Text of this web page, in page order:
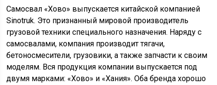
Самосвал «Хово» выпускается китайской компанией
Sinotruk. Это признанный мировой производитель
грузовой техники специального назначения. Наряду с
самосвалами, компания производит тягачи,
бетоносмесители, грузовики, а также запчасти к своим
моделям. Вся продукция компании выпускается под
двумя марками: «Хово» и «Хания». Оба бренда хорошо